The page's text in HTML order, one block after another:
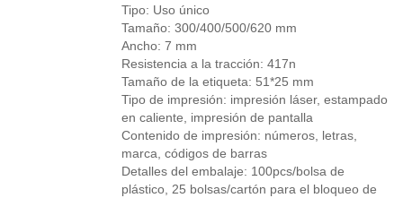
Tipo: Uso único
Tamaño: 300/400/500/620 mm
Ancho: 7 mm
Resistencia a la tracción: 417n
Tamaño de la etiqueta: 51*25 mm
Tipo de impresión: impresión láser, estampado
en caliente, impresión de pantalla
Contenido de impresión: números, letras,
marca, códigos de barras
Detalles del embalaje: 100pcs/bolsa de
plástico, 25 bolsas/cartón para el bloqueo de